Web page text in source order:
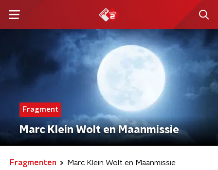
Fragment
Marc Klein Wolt en Maanmissie
Fragmenten Marc Klein Wolt en Maanmissie